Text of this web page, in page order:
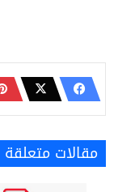
مقالات متعلقة